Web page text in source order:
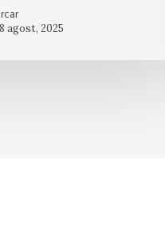
agost, 2025